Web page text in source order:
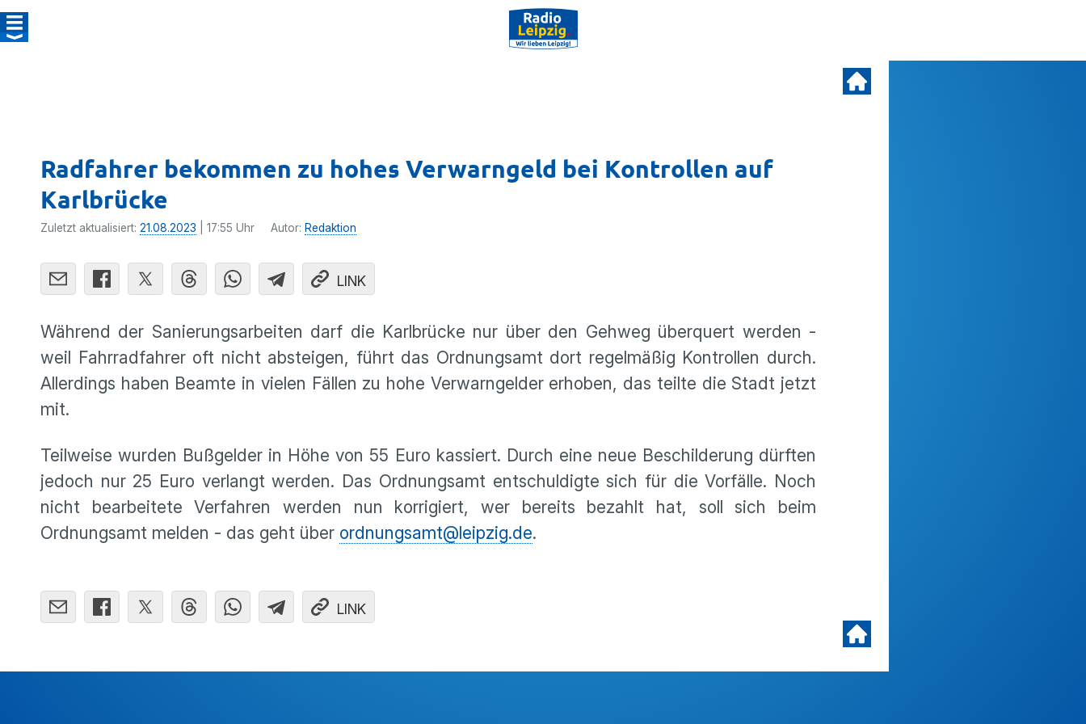
Radfahrer bekommen zu hohes Verwarngeld bei Kontrollen auf
Karlbrücke
Zuletzt aktualisiert: 21.08.2023 | 17:55 Uhr Autor: Redaktion
LINK
Während der Sanierungsarbeiten darf die Karlbrücke nur über den Gehweg überquert werden -
weil Fahrradfahrer oft nicht absteigen, führt das Ordnungsamt dort regelmäßig Kontrollen durch.
Allerdings haben Beamte in vielen Fällen zu hohe Verwarngelder erhoben, das teilte die Stadt jetzt
mit.
Teilweise wurden Bußgelder in Höhe von 55 Euro kassiert. Durch eine neue Beschilderung dürften
jedoch nur 25 Euro verlangt werden. Das Ordnungsamt entschuldigte sich für die Vorfälle. Noch
nicht bearbeitete Verfahren werden nun korrigiert, wer bereits bezahlt hat, soll sich beim
Ordnungsamt melden - das geht über ordnungsamt@leipzig.de.
LINK